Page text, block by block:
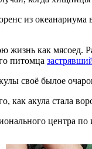
из океанариума
жизнь как мясоед.
питомца
своё былое
как акула стала
центра